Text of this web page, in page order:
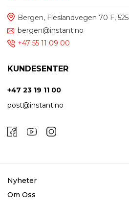
Bergen, Fleslandvegen 70 F,
bergen@instant.no
+47 55 11 09 00
KUNDESENTER
+47 23 19 11 00
post@instant.no
Nyheter
Om Oss